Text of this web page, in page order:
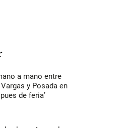
a mano entre
y Posada en
de feria’